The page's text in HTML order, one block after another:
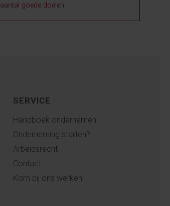
aantal goede doelen.
SERVICE
Handboek ondernemen
Onderneming starten?
Arbeidsrecht
Contact
Kom bij ons werken